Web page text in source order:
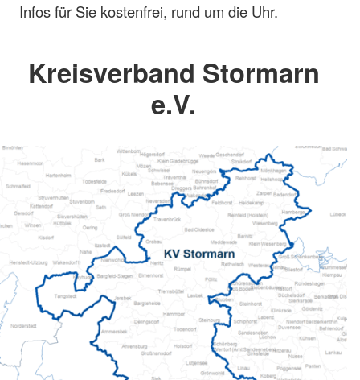
Infos für Sie kostenfrei, rund um die Uhr.
Kreisverband Stormarn
e.V.